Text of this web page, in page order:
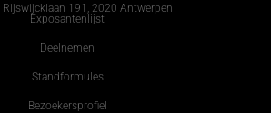
Rijswijcklaan 191, 2020 Antwerpen
Exposantenlijst
Deelnemen
Standformules
Bezoekersprofiel